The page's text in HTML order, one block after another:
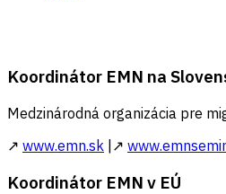
Koordinátor EMN na
Medzinárodná organizácia pre
↗ www.emn.sk |↗
Koordinátor EMN v EÚ